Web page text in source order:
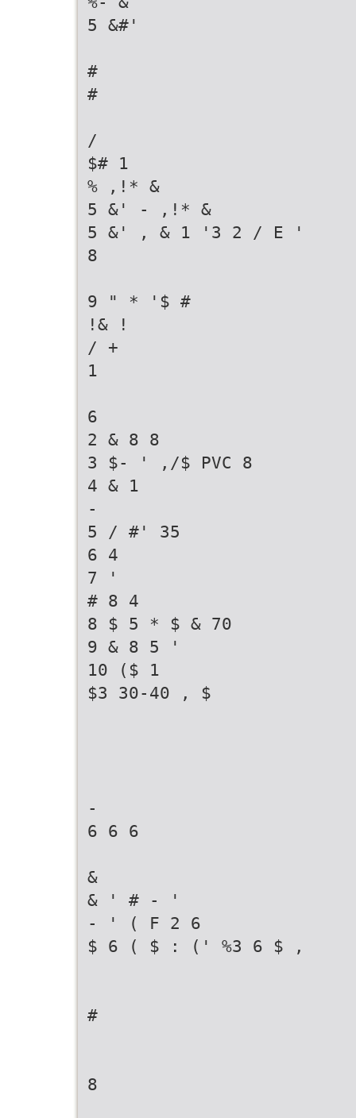
5 &#'
#
#
/
$# 1
% ,!* &
5 &' - ,!* &
5 &' , & 1 '3 2 / E '
8
9 " * '$ #
!& !
/ +
1
6
2 & 8 8
3 $- ' ,/$ PVC 8
4 & 1
-
5 / #' 35
6 4
7 '
# 8 4
8 $ 5 * $ & 70
9 & 8 5 '
10 ($ 1
$3 30-40 , $
-
6 6 6
&
& ' # - '
- ' ( F 2 6
$ 6 ( $ : (' %3 6 $ ,
#
8